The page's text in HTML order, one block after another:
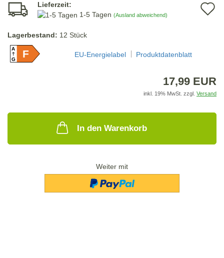
Lieferzeit:
1-5 Tagen (Ausland abweichend)
Lagerbestand: 12 Stück
A
GF EU-Energielabel Produktdatenblatt
17,99 EUR
inkl. 19% MwSt. zzgl. Versand
In den Warenkorb
Weiter mit